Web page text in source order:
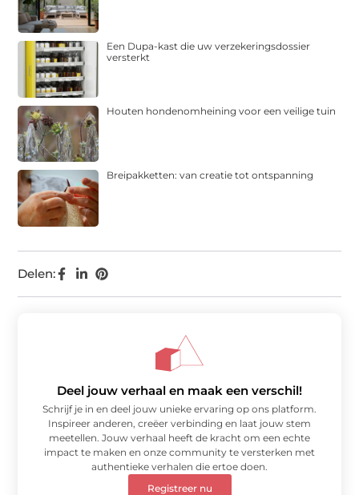
Delen:
Een Dupa-kast die uw verzekeringsdossier
versterkt
Houten hondenomheining voor een veilige tuin
Breipakketten: van creatie tot ontspanning
Deel jouw verhaal en maak een verschil!
Schrijf je in en deel jouw unieke ervaring op ons platform.
Inspireer anderen, creëer verbinding en laat jouw stem
meetellen. Jouw verhaal heeft de kracht om een echte
impact te maken en onze community te versterken met
authentieke verhalen die ertoe doen.
Registreer nu